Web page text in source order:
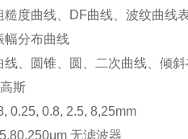
曲线、DF曲线、波纹曲线
分布曲线
圆锥、圆、二次曲线、倾斜
斯
0.8, 2.5, 8,25mm
无滤波器